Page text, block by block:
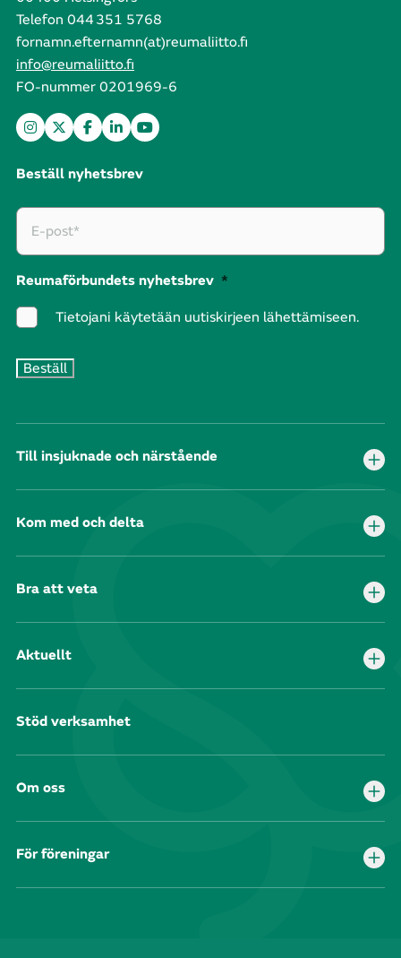
Telefon 044 351 5768
fornamn.efternamn(at)reumaliitto.fi
info@reumaliitto.fi
FO-nummer 0201969-6
Beställ nyhetsbrev
Reumaförbundets nyhetsbrev *
Tietojani käytetään uutiskirjeen lähettämiseen.
Till insjuknade och närstående
Kom med och delta
Bra att veta
Aktuellt
Stöd verksamhet
Om oss
För föreningar